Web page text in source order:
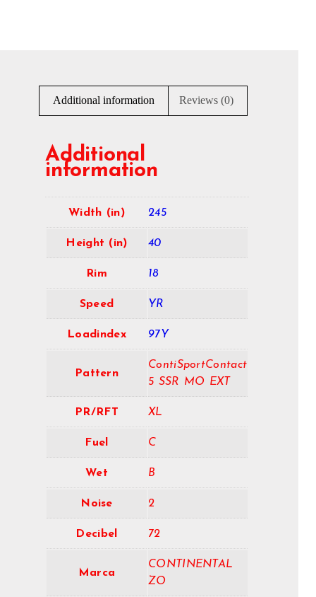
Additional information Reviews (0)
Additional
information
Width (in) 245
Height (in) 40
Rim 18
Speed YR
Loadindex 97Y
Pattern
ContiSportContact
5 SSR MO EXT
PR/RFT XL
Fuel C
Wet B
Noise 2
Decibel 72
Marca
CONTINENTAL
ZO